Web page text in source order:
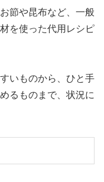
節や昆布など、一般
を使った代用レシピ
いものから、ひと手
るものまで、状況に